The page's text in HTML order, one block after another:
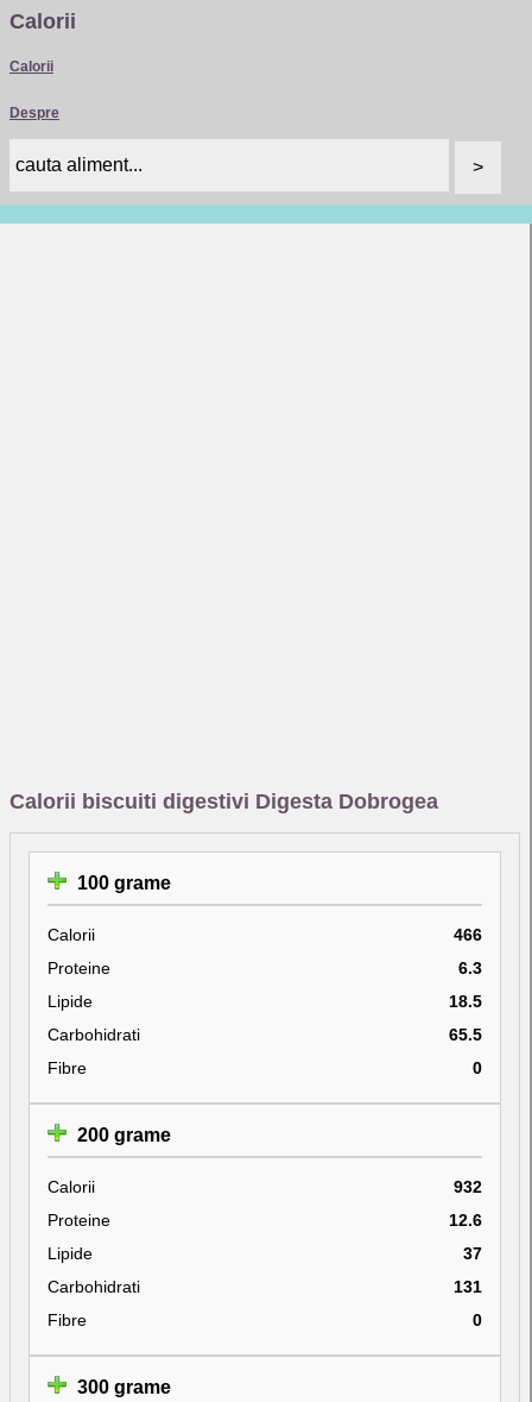
Calorii
Calorii
Despre
Calorii biscuiti digestivi Digesta Dobrogea
100 grame
Calorii
466
Proteine
6.3
Lipide
18.5
Carbohidrati
65.5
Fibre
0
200 grame
Calorii
932
Proteine
12.6
Lipide
37
Carbohidrati
131
Fibre
0
300 grame